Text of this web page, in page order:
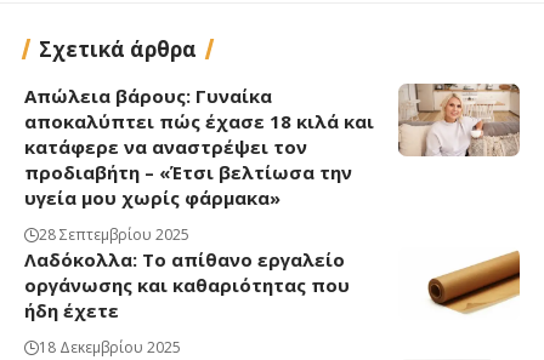
Σχετικά άρθρα
Απώλεια βάρους: Γυναίκα
αποκαλύπτει πώς έχασε 18 κιλά και
κατάφερε να αναστρέψει τον
προδιαβήτη – «Έτσι βελτίωσα την
υγεία μου χωρίς φάρμακα»
28 Σεπτεμβρίου 2025
Λαδόκολλα: Το απίθανο εργαλείο
οργάνωσης και καθαριότητας που
ήδη έχετε
18 Δεκεμβρίου 2025